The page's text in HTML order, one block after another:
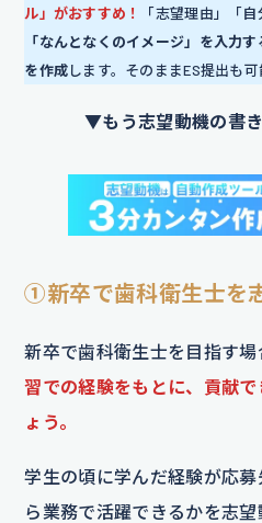
ル」がおすすめ！
「志望理由」「
「なんとなくのイメージ」を入力
を作成します。そのままES提出も可
▼もう志望動機の書
①新卒で歯科衛生士を
新卒で歯科衛生士を目指す場
習での経験をもとに、貢献
ょう。
学生の頃に学んだ経験が応
ら業務で活躍できるかを志